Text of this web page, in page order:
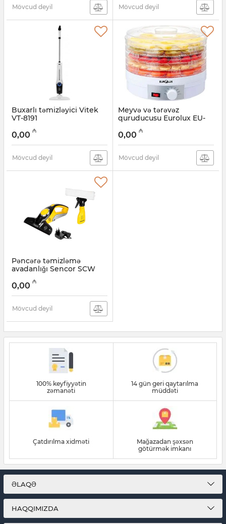
Mövcud deyil Mövcud deyil
Buxarlı təmizləyici Vitek
VT-8191
005038576
0,00 ₼
Mövcud deyil
Meyvə və tərəvəz
quruducusu Eurolux EU-
Artikul:
0,00 ₼
Mövcud deyil
Pəncərə təmizləmə
avadanlığı Sencor SCW
Artikul:
0,00 ₼
Mövcud deyil
100% keyfiyyətin
zəmanəti
14 gün geri qaytarılma
müddəti
Çatdırılma xidməti
Mağazadan şəxsən
götürmək imkanı
ƏLAQƏ
HAQQIMIZDA